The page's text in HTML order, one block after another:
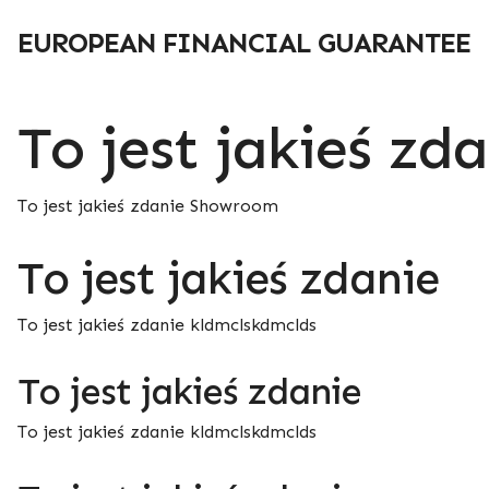
treści
EUROPEAN FINANCIAL GUARANTEE
To jest jakieś
To jest jakieś zdanie Showroom
To jest jakieś zdanie
To jest jakieś zdanie kldmclskdmclds
To jest jakieś zdanie
To jest jakieś zdanie kldmclskdmclds